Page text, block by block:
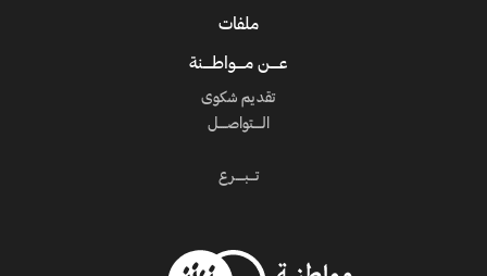
ملفات
عــــن مــــواطــــنة
تقديم شكوى
الــــتواصــــل
تـــبــــرع